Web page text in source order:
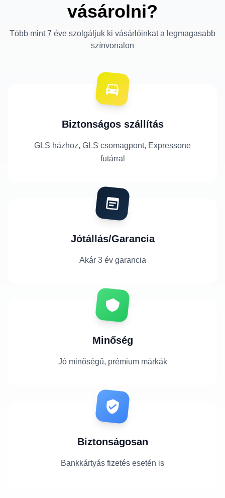
vásárolni?
Több mint 7 éve szolgáljuk ki vásárlóinkat a legmagasabb
színvonalon
Biztonságos szállítás
GLS házhoz, GLS csomagpont, Expressone
futárral
Jótállás/Garancia
Akár 3 év garancia
Minőség
Jó minőségű, prémium márkák
Biztonságosan
Bankkártyás fizetés esetén is